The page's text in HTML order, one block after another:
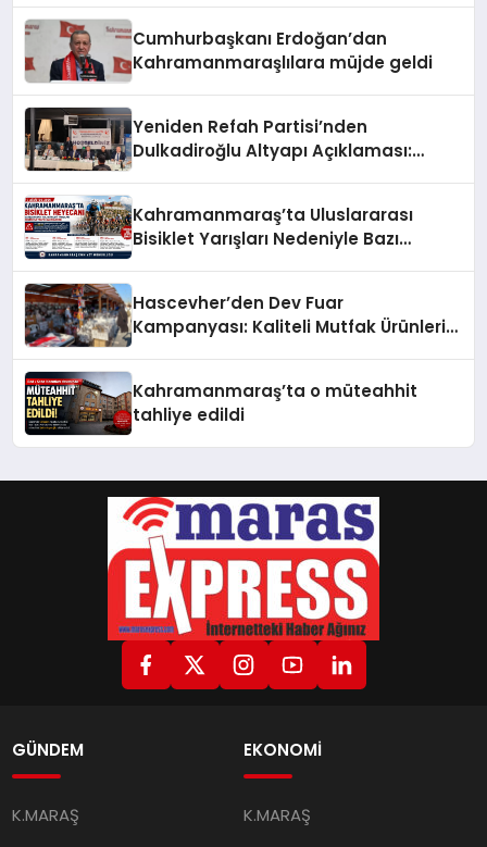
Cumhurbaşkanı Erdoğan’dan
Kahramanmaraşlılara müjde geldi
Yeniden Refah Partisi’nden
Dulkadiroğlu Altyapı Açıklaması:
Kahramanmaraş’ta Uluslararası
Bisiklet Yarışları Nedeniyle Bazı
Hascevher’den Dev Fuar
Kampanyası: Kaliteli Mutfak Ürünleri
Kahramanmaraş’ta o müteahhit
tahliye edildi
GÜNDEM
K.MARAŞ
EKONOMİ
K.MARAŞ